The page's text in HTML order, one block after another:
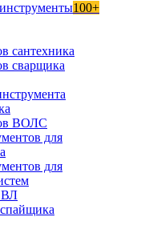
100+
сантехника
сварщика
ВОЛС
для
для
ВЛ